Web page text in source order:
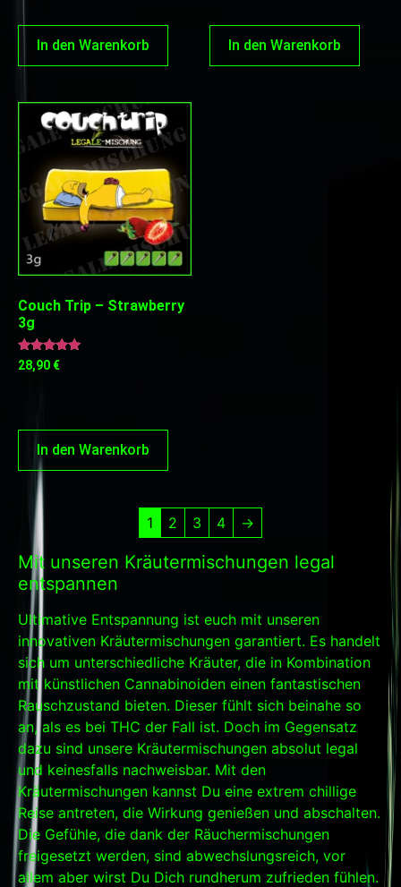
In den Warenkorb In den Warenkorb
Couch Trip – Strawberry
3g
Bewertet
mit
28,90 €
In den Warenkorb
1 2 3 4 →
Mit unseren Kräutermischungen legal
entspannen
Ultimative Entspannung ist euch mit unseren
innovativen Kräutermischungen garantiert. Es handelt
sich um unterschiedliche Kräuter, die in Kombination
mit künstlichen Cannabinoiden einen fantastischen
Rauschzustand bieten. Dieser fühlt sich beinahe so
an, als es bei THC der Fall ist. Doch im Gegensatz
dazu sind unsere Kräutermischungen absolut legal
und keinesfalls nachweisbar. Mit den
Kräutermischungen kannst Du eine extrem chillige
Reise antreten, die Wirkung genießen und abschalten.
Die Gefühle, die dank der Räuchermischungen
freigesetzt werden, sind abwechslungsreich, vor
allem aber wirst Du Dich rundherum zufrieden fühlen.